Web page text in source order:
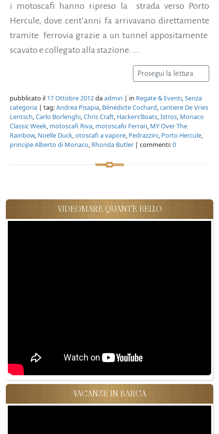
i motoscafi hanno ripreso la strada verso Porto
Hercule, dove cent’anni fa arrivavano direttamente
tramite ferrovia grazie a un tunnel appositamente
scavato e collegato alla stazione. ...
Prosegui la lettura
pubblicato il 17 Ottobre 2012daadmin | in Regate & Eventi,Senza
categoria | tag:Andrea Pisapia, Bénédicte Cochard,cantiere De Vries
Lentsch,Carlo Borlenghi,Chris Craft, Hackers’Boats,Istros, Monaco
Classic Week, motoscafi Riva, motoscafo Ferrari, MY Over The
Rainbow, Noëlle Duck,otoscafi a vapore, Pedrazzini, Porto Hercule,
principe Alberto di Monaco, Rhonda Butler | commenti:0
VIDEOMARE QUANT'È BELLO
VACANZE IN BARCA